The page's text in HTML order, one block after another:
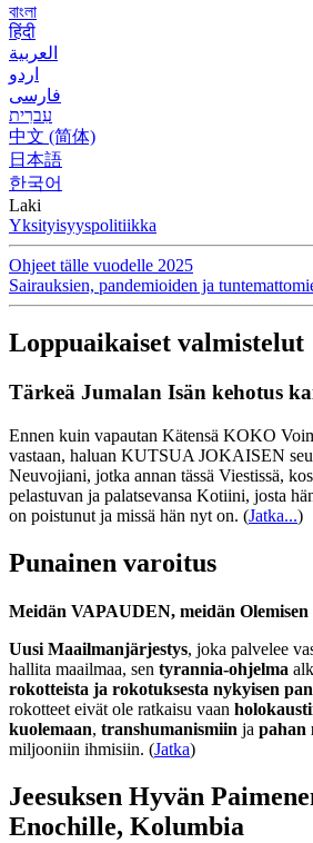
বাংলা
हिंदी
العربية
اردو
فارسی
עִברִית
中文 (简体)
日本語
한국어
Laki
Yksityisyyspolitiikka
Ohjeet tälle vuodelle 2025
Sairauksien, pandemioiden ja
Loppuaikaiset valmistelut
Tärkeä Jumalan Isän kehotus
Ennen kuin vapautan Kätensä KOKO
vastaan, haluan KUTSUA JOKAISEN
Neuvojiani, jotka annan tässä Viestissä,
pelastuvan ja palatsevansa Kotiini, josta
on poistunut ja missä hän nyt on. (Jatka...)
Punainen varoitus
Meidän VAPAUDEN, meidän Olemisen
Uusi Maailmanjärjestys, joka palvelee
hallita maailmaa, sen tyrannia-ohjelma
rokotteista ja rokotuksesta nykyisen
rokotteet eivät ole ratkaisu vaan
kuolemaan, transhumanismiin ja pahan
miljooniin ihmisiin. (Jatka)
Jeesuksen Hyvän
Enochille, Kolumbia